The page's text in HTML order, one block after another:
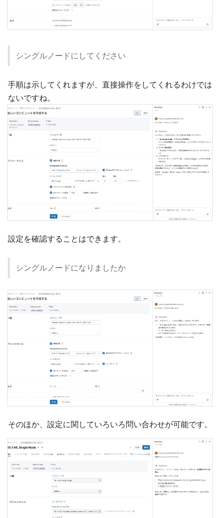
シングルノードにしてください
手順は示してくれますが、直接操作をしてくれるわけでは
ないですね。
設定を確認することはできます。
シングルノードになりましたか
そのほか、設定に関していろいろ問い合わせが可能です。